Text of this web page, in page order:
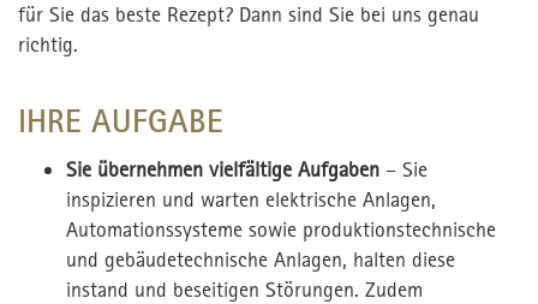
für Sie das beste Rezept? Dann sind Sie bei uns genau
richtig.
IHRE AUFGABE
Sie übernehmen vielfältige Aufgaben – Sie
inspizieren und warten elektrische Anlagen,
Automationssysteme sowie produktionstechnische
und gebäudetechnische Anlagen, halten diese
instand und beseitigen Störungen. Zudem